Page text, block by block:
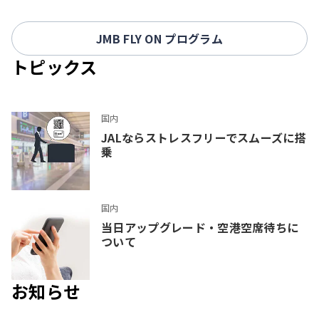
JMB FLY ON プログラム
トピックス
国内
JALならストレスフリーでスムーズに搭
乗
国内
当日アップグレード・空港空席待ちに
ついて
お知らせ